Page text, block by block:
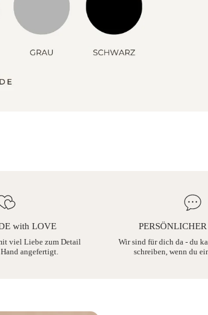
with LOVE
viel Liebe zum Detail
angefertigt.
Wir sind für dich da - du
schreiben, wenn du